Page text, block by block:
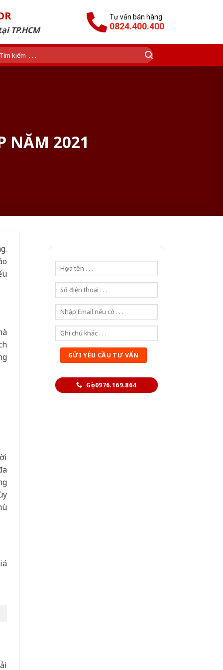
TP.HCM
Tư vấn bán hàng
0824.400.400
NĂM 2021
Gọi 0976.169.864